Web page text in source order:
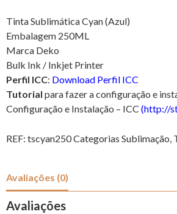
Tinta Sublimática Cyan (Azul)
Embalagem 250ML
Marca Deko
Bulk Ink / Inkjet Printer
Perfil ICC: Download Perfil ICC
Tutorial para fazer a configuração e
Configuração e Instalação – ICC (http://
REF: tscyan250Categorias Sublimação,
Avaliações (0)
Avaliações